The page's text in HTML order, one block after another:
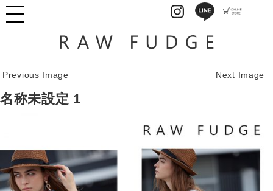
Previous Image Next Image
名称未設定 1